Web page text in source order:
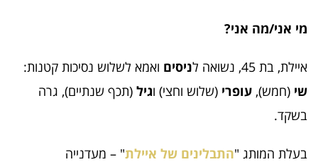
מי אני/מה אני?
איילת, בת 45, נשואה ל ניסים ואמא לשלוש נסיכות קטנות:
שי (חמש), עופרי (שלוש וחצי) וגיל (תכף שנתיים), גרה
בשקד.
בעלת המותג "התבלינים של איילת" – מעדנייה